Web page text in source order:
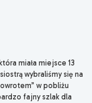
miała miejsce 13
wybraliśmy się na
w pobliżu
fajny szlak dla